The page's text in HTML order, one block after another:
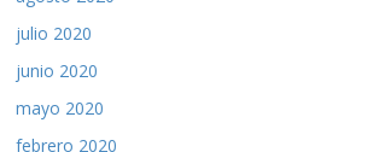
julio 2020
junio 2020
mayo 2020
febrero 2020